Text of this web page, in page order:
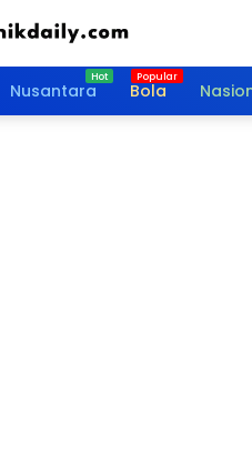
Nusantara Bola